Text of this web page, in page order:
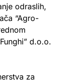
odraslih,
“Agro-
d.o.o.
za